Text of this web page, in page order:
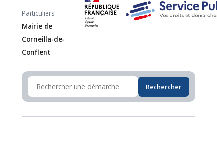
Particuliers —
Mairie de
Corneilla-de-
Conflent
Rechercher